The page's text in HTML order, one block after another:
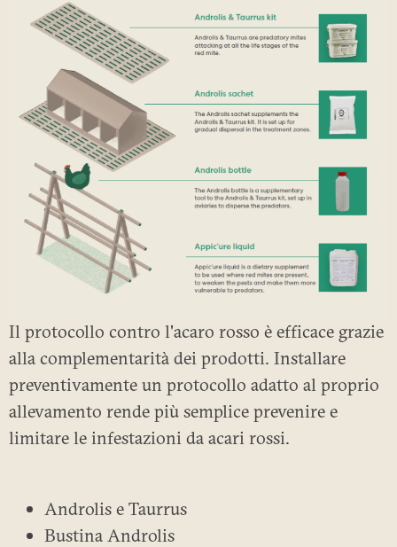
Il protocollo contro l'acaro rosso è efficace grazie
alla complementarità dei prodotti. Installare
preventivamente un protocollo adatto al proprio
allevamento rende più semplice prevenire e
limitare le infestazioni da acari rossi.
Androlis e Taurrus
Bustina Androlis